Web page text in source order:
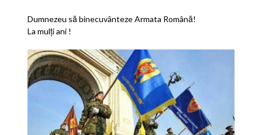
Dumnezeu să binecuvânteze Armata Română!
La mulţi ani !